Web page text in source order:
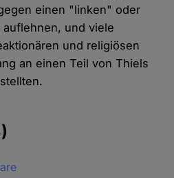
einen "linken" oder
und viele
und religiösen
an einen Teil von Thiels